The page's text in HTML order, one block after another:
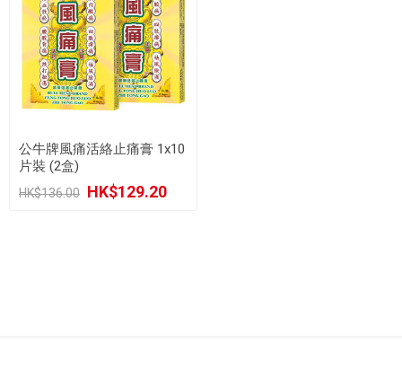
公牛牌風痛活絡止痛膏 1x10
片裝 (2盒)
HK$136.00 HK$129.20